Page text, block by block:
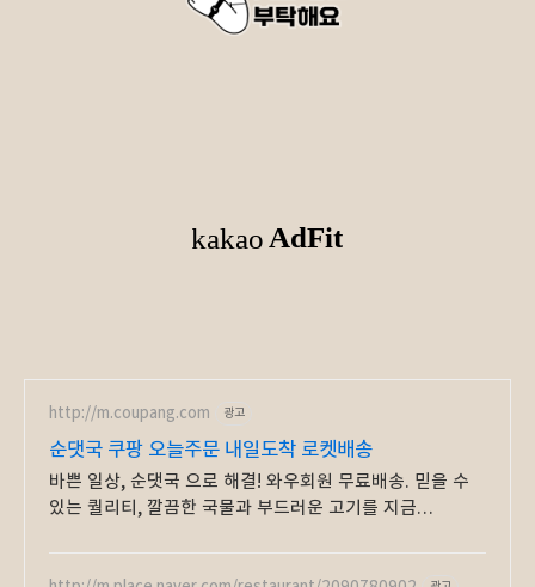
http://m.coupang.com 광고
순댓국 쿠팡 오늘주문 내일도착 로켓배송
바쁜 일상, 순댓국 으로 해결! 와우회원 무료배송. 믿을 수
있는 퀄리티, 깔끔한 국물과 부드러운 고기를 지금